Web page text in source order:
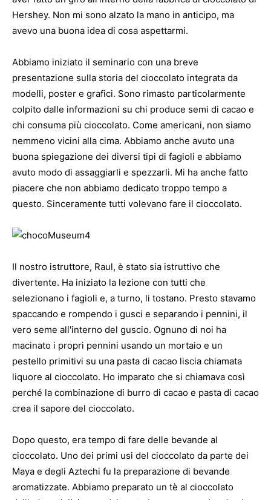
Hershey. Non mi sono alzato la mano in anticipo, ma
avevo una buona idea di cosa aspettarmi.
Abbiamo iniziato il seminario con una breve
presentazione sulla storia del cioccolato integrata da
modelli, poster e grafici. Sono rimasto particolarmente
colpito dalle informazioni su chi produce semi di cacao e
chi consuma più cioccolato. Come americani, non siamo
nemmeno vicini alla cima. Abbiamo anche avuto una
buona spiegazione dei diversi tipi di fagioli e abbiamo
avuto modo di assaggiarli e spezzarli. Mi ha anche fatto
piacere che non abbiamo dedicato troppo tempo a
questo. Sinceramente tutti volevano fare il cioccolato.
Il nostro istruttore, Raul, è stato sia istruttivo che
divertente. Ha iniziato la lezione con tutti che
selezionano i fagioli e, a turno, li tostano. Presto stavamo
spaccando e rompendo i gusci e separando i pennini, il
vero seme all'interno del guscio. Ognuno di noi ha
macinato i propri pennini usando un mortaio e un
pestello primitivi su una pasta di cacao liscia chiamata
liquore al cioccolato. Ho imparato che si chiamava così
perché la combinazione di burro di cacao e pasta di cacao
crea il sapore del cioccolato.
Dopo questo, era tempo di fare delle bevande al
cioccolato. Uno dei primi usi del cioccolato da parte dei
Maya e degli Aztechi fu la preparazione di bevande
aromatizzate. Abbiamo preparato un tè al cioccolato